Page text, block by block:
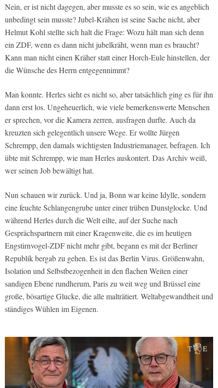
Nein, er ist nicht dagegen, aber musste es so sein, wie es angeblich
unbedingt sein musste? Jubel-Krähen ist seine Sache nicht, aber
Helmut Kohl stellte sich halt die Frage: Wozu hält man sich denn
ein ZDF, wenn es dann nicht jubelkräht, wenn man es braucht?
Kann man nicht einen Kräher statt einer Horch-Eule hinstellen, der
die Wünsche des Herrn entgegennimmt?
Man konnte. Herles sieht es nicht so, aber tatsächlich ging es für ihn
dann erst los. Ungeheuerlich, wie viele bemerkenswerte Menschen
er sprechen, vor die Kamera zerren, ausfragen durfte. Auch da
kreuzten sich gelegentlich unsere Wege. Er wollte Jürgen
Schrempp, den damals wichtigsten Industriemanager, befragen. Ich
übte mit Schrempp, wie man Herles auskontert. Das Archiv weiß,
wer seinen Job bewältigt hat.
Nun schauen wir zurück. Und ja, Bonn war keine Idylle, sondern
eine feuchte Schlangengrube unter einer trüben Dunstglocke. Und
während Herles durch die Welt eilte, auf der Suche nach
Gesprächspartnern mit einer Kragenweite, die es im heutigen
Engstirnvogel-ZDF nicht mehr gibt, begann es mit der Berliner
Republik bergab zu gehen. Es ist das Berlin Virus. Größenwahn,
Isolation und Selbstbezogenheit in den flachen Weiten einer
sandigen Ebene rundherum, Paris zu weit weg und Brüssel eine
große, bösartige Glucke, die alle malträtiert. Weltabgewandtheit und
ständiges Wühlen im Eigenen.